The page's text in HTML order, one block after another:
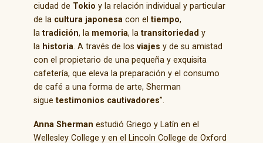
ciudad de Tokio y la relación individual y particular
de la cultura japonesa con el tiempo,
la tradición, la memoria, la transitoriedad y
la historia . A través de los viajes y de su amistad
con el propietario de una pequeña y exquisita
cafetería, que eleva la preparación y el consumo
de café a una forma de arte, Sherman
sigue testimonios cautivadores”.
Anna Sherman estudió Griego y Latín en el
Wellesley College y en el Lincoln College de Oxford